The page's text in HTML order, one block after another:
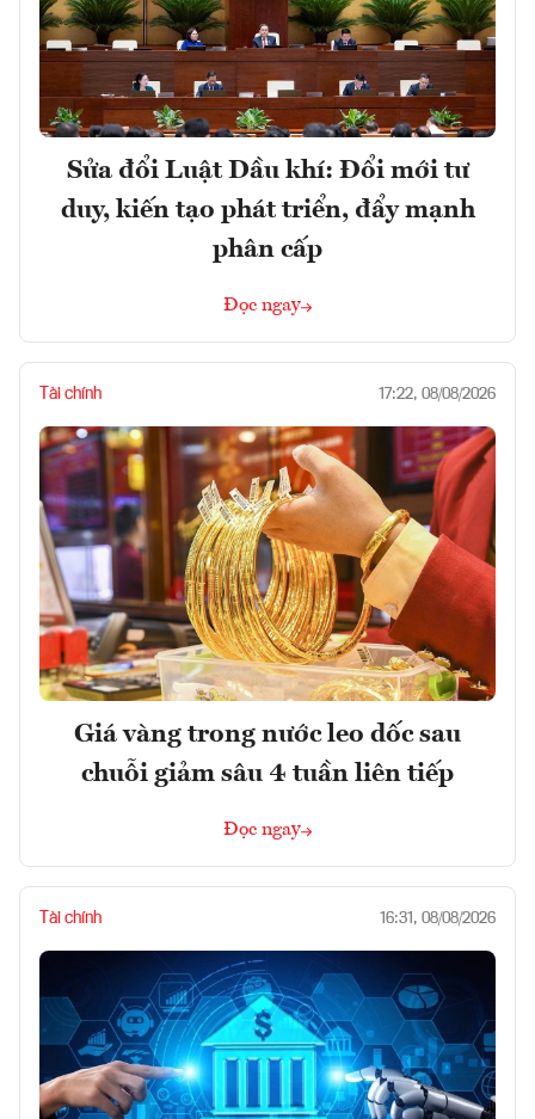
Sửa đổi Luật Dầu khí: Đổi mới tư
duy, kiến tạo phát triển, đẩy mạnh
phân cấp
Đọc ngay
Tài chính 17:22, 08/08/2026
Giá vàng trong nước leo dốc sau
chuỗi giảm sâu 4 tuần liên tiếp
Đọc ngay
Tài chính 16:31, 08/08/2026